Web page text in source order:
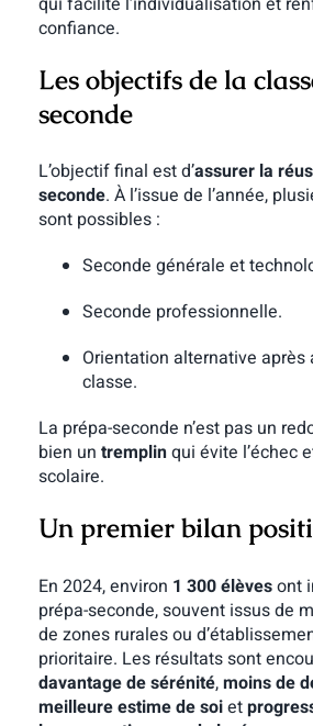
confiance.
Les objectifs de la
seconde
L’objectif final est d’assurer la
seconde. À l’issue de l’année,
sont possibles :
Seconde générale et
Seconde professionnelle.
Orientation alternative après
classe.
La prépa-seconde n’est pas un
bien un tremplinqui évite l’échec
scolaire.
Un premier bilan
En 2024, environ 1 300 élèvesont
prépa-seconde, souvent issus de
de zones rurales ou
prioritaire. Les résultats sont
davantage de sérénité,moins de
meilleure estime de soiet